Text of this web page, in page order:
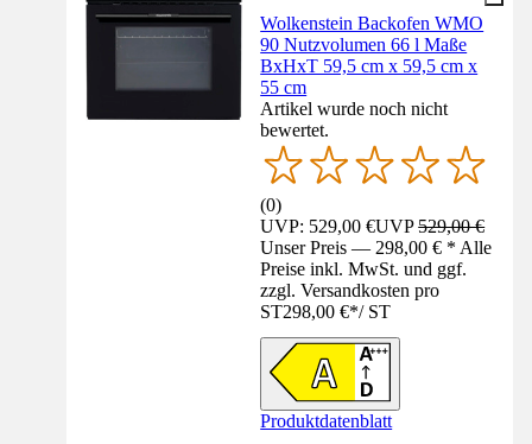
Wolkenstein Backofen WMO
90 Nutzvolumen 66 l Maße
BxHxT 59,5 cm x 59,5 cm x
55 cm
Artikel wurde noch nicht
bewertet.
(0)
UVP: 529,00 €UVP529,00 €
Unser Preis — 298,00 € * Alle
Preise inkl. MwSt. und ggf.
zzgl. Versandkosten pro
ST298,00 €*/ ST
Produktdatenblatt